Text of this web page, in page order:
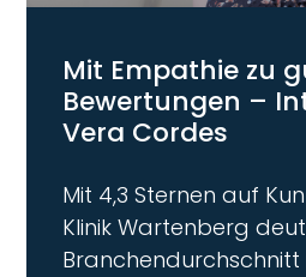
Mit Empathie zu
Bewertungen –
Vera Cordes
Mit 4,3 Sternen auf
Klinik Wartenberg
Branchendurchschnitt